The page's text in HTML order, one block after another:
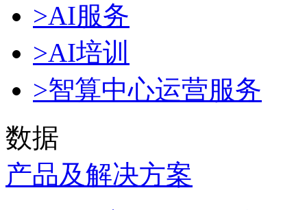
>AI服务
>AI培训
>智算中心运营服务
数据
产品及解决方案